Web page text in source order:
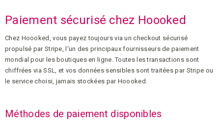
Paiement sécurisé chez Hoooked
Chez Hoooked, vous payez toujours via un checkout sécurisé
propulsé par Stripe, l'un des principaux fournisseurs de paiement
mondial pour les boutiques en ligne. Toutes les transactions sont
chiffrées via SSL, et vos données sensibles sont traitées par Stripe ou
le service choisi, jamais stockées par Hoooked.
Méthodes de paiement disponibles